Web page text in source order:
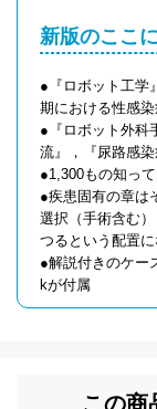
新版のここ
●『ロボット工学
期における性感
●『ロボット外科
流』，『尿路感
●1,300もの知っ
●疾患固有の章は
選択（手術含む
つるという配置
●解説付きのケー
kが付属
この商